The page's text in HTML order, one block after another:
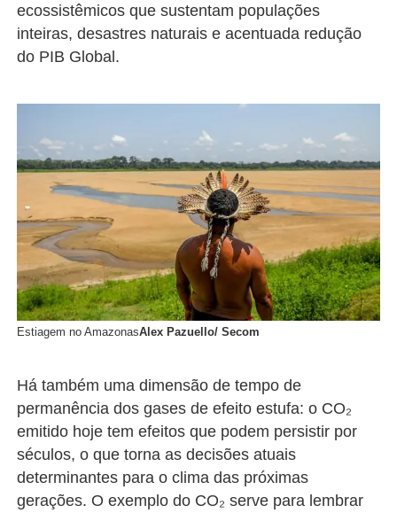
ecossistêmicos que sustentam populações
inteiras, desastres naturais e acentuada redução
do PIB Global.
Estiagem no AmazonasAlex Pazuello/ Secom
Há também uma dimensão de tempo de
permanência dos gases de efeito estufa: o CO₂
emitido hoje tem efeitos que podem persistir por
séculos, o que torna as decisões atuais
determinantes para o clima das próximas
gerações. O exemplo do CO₂ serve para lembrar